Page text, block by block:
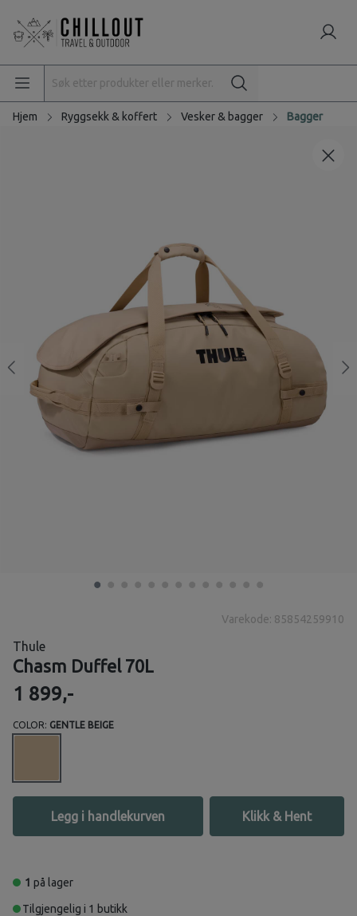
Hjem Ryggsekk & koffert Vesker & bagger Bagger
Varekode: 85854259910
Thule
Chasm Duffel 70L
1 899,-
COLOR: GENTLE BEIGE
Legg i handlekurven Klikk & Hent
1 på lager
Tilgjengelig i 1 butikk